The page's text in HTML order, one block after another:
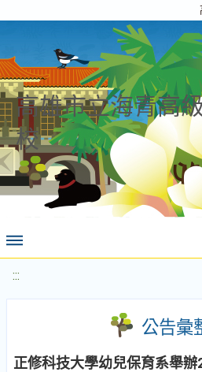
高雄市立海青高
校
:::
公告彙
正修科技大學幼兒保育系舉